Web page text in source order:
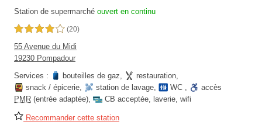
Station de supermarché ouvert en continu
4,0 étoiles sur 5 (20)
55 Avenue du Midi
19230 Pompadour
Services :
bouteilles de gaz, restauration,
snack / épicerie, station de lavage, WC ,
accès
PMR (entrée adaptée), CB acceptée, laverie, wifi
Recommander cette station
Disponible
SP 95 :
Disponible